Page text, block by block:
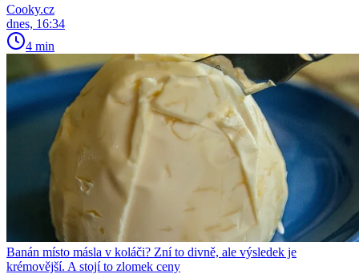
Cooky.cz
dnes, 16:34
4 min
Banán místo másla v koláči? Zní to divně, ale výsledek je
krémovější. A stojí to zlomek ceny